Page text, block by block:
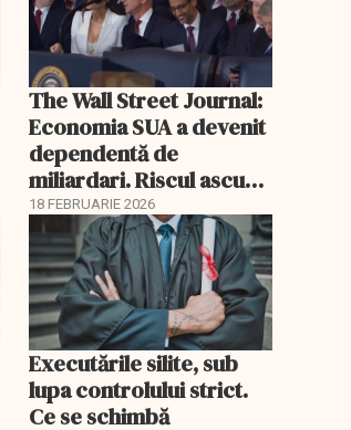
The Wall Street Journal:
Economia SUA a devenit
dependentă de
miliardari. Riscul ascuns
pentru burse și consum
18 FEBRUARIE 2026
Executările silite, sub
lupa controlului strict.
Ce se schimbă